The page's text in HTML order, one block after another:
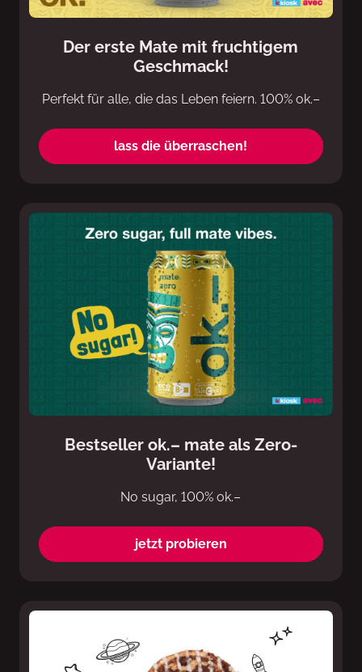
Der erste Mate mit fruchtigem
Geschmack!
Perfekt für alle, die das Leben feiern. 100% ok.–
lass die überraschen!
Bestseller ok.– mate als Zero-
Variante!
No sugar, 100% ok.–
jetzt probieren